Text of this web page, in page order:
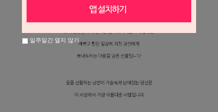
일주일간 열지 않기